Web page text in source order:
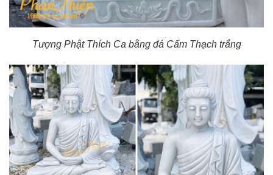
Tượng Phật Thích Ca bằng đá Cẩm Thạch trắng